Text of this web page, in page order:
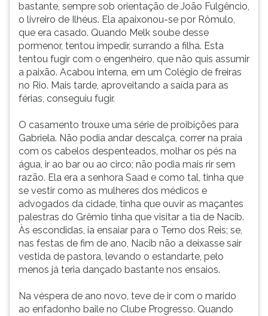
bastante, sempre sob orientação de João Fulgêncio,
o livreiro de Ilhéus. Ela apaixonou-se por Rômulo,
que era casado. Quando Melk soube desse
pormenor, tentou impedir, surrando a filha. Esta
tentou fugir com o engenheiro, que não quis assumir
a paixão. Acabou interna, em um Colégio de freiras
no Rio. Mais tarde, aproveitando a saída para as
férias, conseguiu fugir.
O casamento trouxe uma série de proibições para
Gabriela. Não podia andar descalça, correr na praia
com os cabelos despenteados, molhar os pés na
água, ir ao bar ou ao circo; não podia mais rir sem
razão. Ela era a senhora Saad e como tal, tinha que
se vestir como as mulheres dos médicos e
advogados da cidade, tinha que ouvir as maçantes
palestras do Grêmio tinha que visitar a tia de Nacib.
Às escondidas, ia ensaiar para o Terno dos Reis; se,
nas festas de fim de ano, Nacib não a deixasse sair
vestida de pastora, levando o estandarte, pelo
menos já teria dançado bastante nos ensaios.
Na véspera de ano novo, teve de ir com o marido
ao enfadonho baile no Clube Progresso. Quando